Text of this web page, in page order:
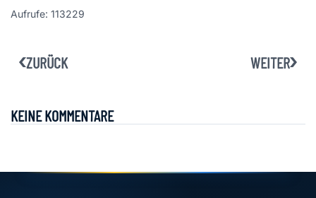
Aufrufe: 113229
ZURÜCK WEITER
KEINE KOMMENTARE